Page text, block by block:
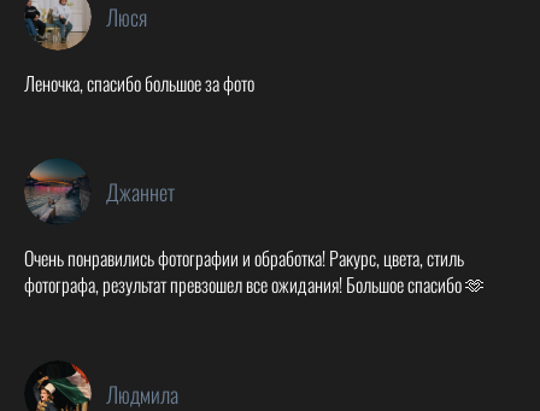
Люся
Леночка, спасибо большое за фото
Джаннет
Очень понравились фотографии и обработка! Ракурс, цвета, стиль
фотографа, результат превзошел все ожидания! Большое спасибо 🫶
Людмила